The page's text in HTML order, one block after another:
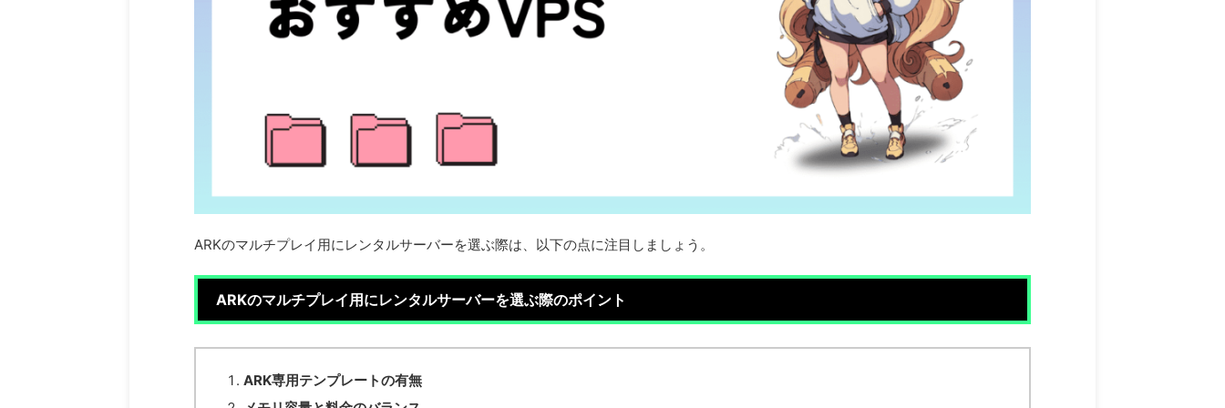
ARKのマルチプレイ用にレンタルサーバーを選ぶ際は、以下の点に注目しましょう。
ARKのマルチプレイ用にレンタルサーバーを選ぶ際のポイント
ARK専用テンプレートの有無